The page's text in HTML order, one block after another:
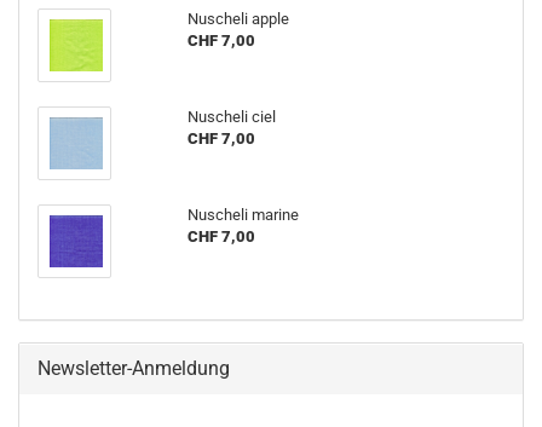
Nu­sche­li apple
CHF 7,00
Nu­sche­li ciel
CHF 7,00
Nu­sche­li ma­ri­ne
CHF 7,00
Newsletter-Anmeldung